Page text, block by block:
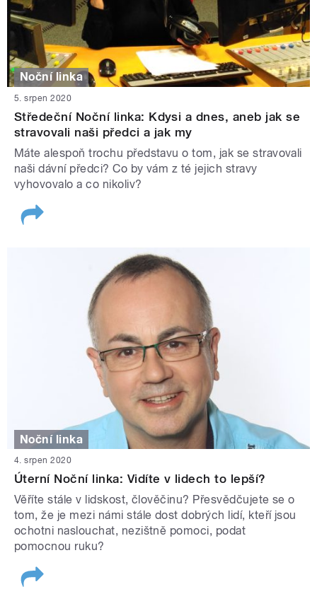
Noční linka
5. srpen 2020
Středeční Noční linka: Kdysi a dnes, aneb jak se
stravovali naši předci a jak my
Máte alespoň trochu představu o tom, jak se stravovali
naši dávní předci? Co by vám z té jejich stravy
vyhovovalo a co nikoliv?
Noční linka
4. srpen 2020
Úterní Noční linka: Vidíte v lidech to lepší?
Věříte stále v lidskost, člověčinu? Přesvědčujete se o
tom, že je mezi námi stále dost dobrých lidí, kteří jsou
ochotni naslouchat, nezištně pomoci, podat
pomocnou ruku?